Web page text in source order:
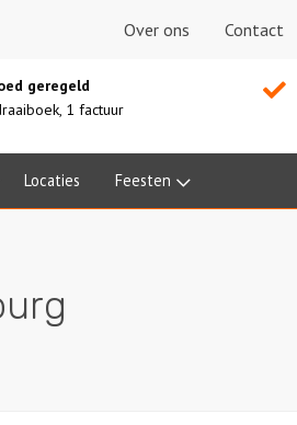
Over ons Contact
geregeld
1 factuur
Locaties Feesten